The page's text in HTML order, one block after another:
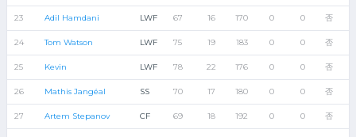
23 Adil Hamdani LWF 67 16 170 0 0 否
24 Tom Watson LWF 75 19 183 0 0 否
25 Kevin LWF 78 22 176 0 0 否
26 Mathis Jangéal SS 70 17 180 0 0 否
27 Artem Stepanov CF 69 18 192 0 0 否